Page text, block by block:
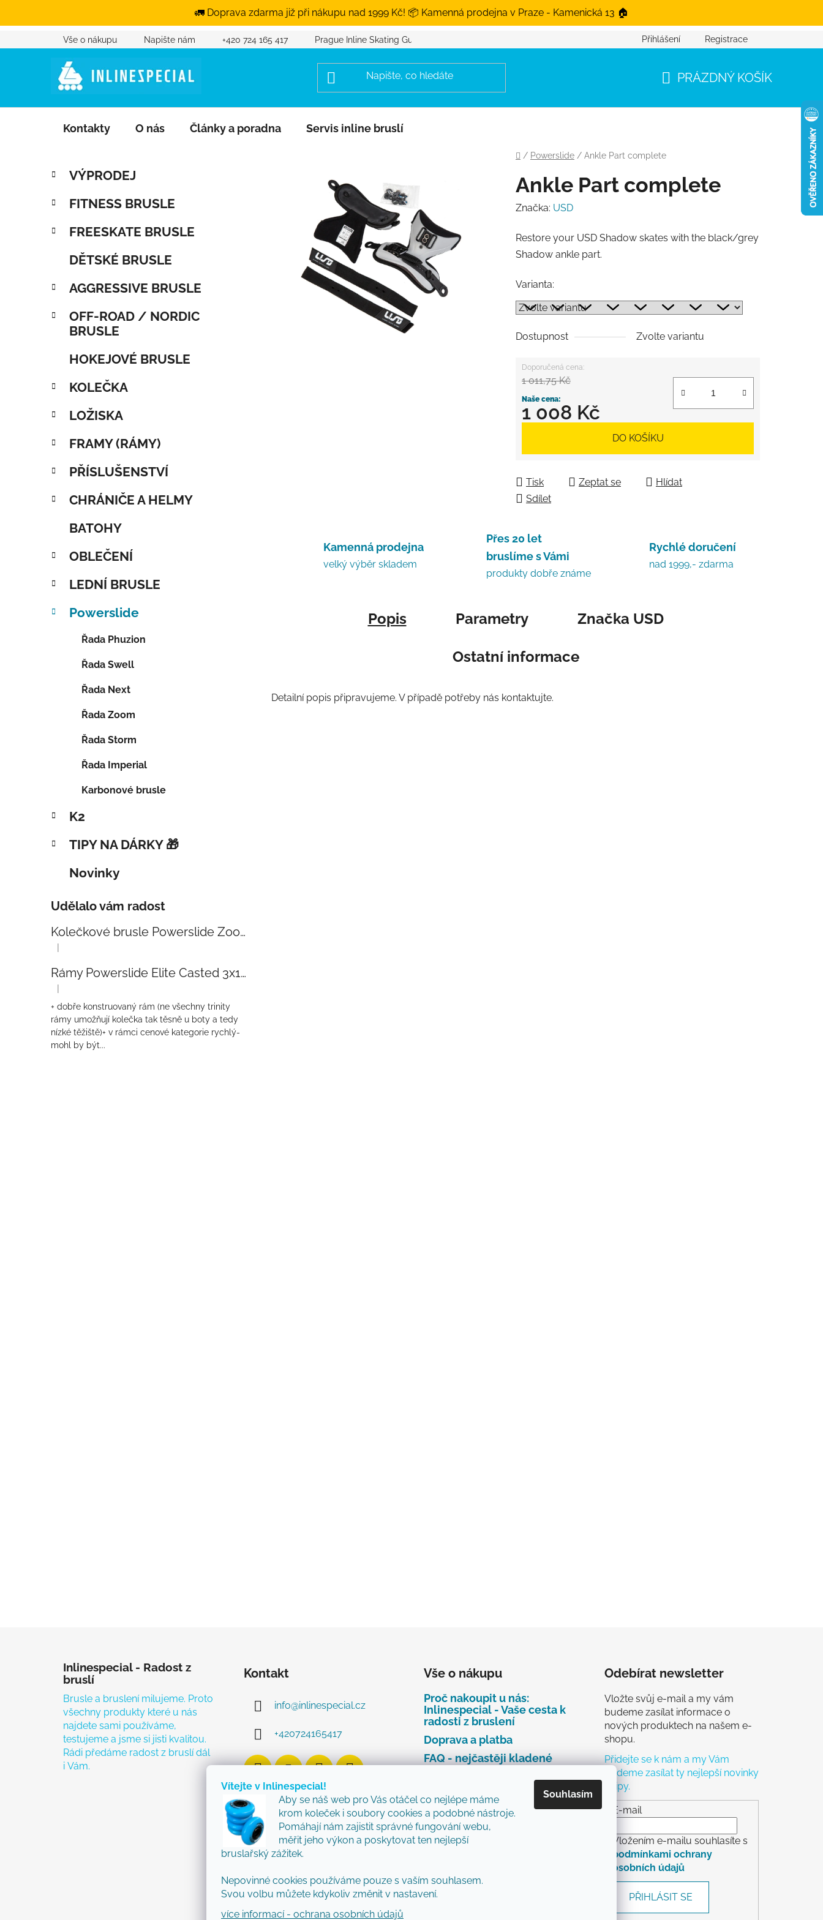
🚛 Doprava zdarma již při nákupu nad 1999 Kč! 📦 Kamenná prodejna v Praze - Kamenická 13 🏠
Vítejte v Inlinespecial!
Aby se náš web pro Vás otáčel co nejlépe máme
krom koleček i soubory cookies a podobné nástroje.
Pomáhají nám zajistit správné fungování webu,
měřit jeho výkon a poskytovat ten nejlepší
bruslařský zážitek.
Nepovinné cookies používáme pouze s vaším souhlasem.
Svou volbu můžete kdykoliv změnit v nastavení.
více informací - ochrana osobních údajů
Souhlasím
Přejít na obsah
Vše o nákupu Napište nám +420 724 165 417 Prague Inline Skating Guide Přihlášení Registrace
PRÁZDNÝ KOŠÍK
Kontakty O nás Články a poradna Servis inline bruslí
Domů
/ Powerslide / Ankle Part complete
Postranní panel
Přeskočit kategorie
Kategorie
VÝPRODEJ
FITNESS BRUSLE
FREESKATE BRUSLE
DĚTSKÉ BRUSLE
AGGRESSIVE BRUSLE
OFF-ROAD / NORDIC
BRUSLE
HOKEJOVÉ BRUSLE
KOLEČKA
LOŽISKA
FRAMY (RÁMY)
PŘÍSLUŠENSTVÍ
CHRÁNIČE A HELMY
BATOHY
OBLEČENÍ
LEDNÍ BRUSLE
Powerslide
Řada Phuzion
Řada Swell
Řada Next
Řada Zoom
Řada Storm
Řada Imperial
Karbonové brusle
K2
TIPY NA DÁRKY 🎁
Novinky
Udělalo vám radost
Kolečkové brusle Powerslide Zoom Baby Blue 80
Hodnocení produktu je 5 z 5 hvězdiček.
|
Rámy Powerslide Elite Casted 3x110 Trinity 270mm
Hodnocení produktu je 4 z 5 hvězdiček.
|
+ dobře konstruovaný rám (ne všechny trinity
rámy umožňují kolečka tak těsně u boty a tedy
nízké těžiště)+ v rámci cenové kategorie rychlý-
mohl by být...
Ankle Part complete
Značka: USD
Restore your USD Shadow skates with the black/grey
Shadow ankle part.
Varianta:
Dostupnost Zvolte variantu
1 011,75 Kč
1 008 Kč
DO KOŠÍKU
Tisk Zeptat se
Hlídat
Sdílet
Kamenná prodejna
velký výběr skladem
Přes 20 let
bruslíme s Vámi
produkty dobře známe
Rychlé doručení
nad 1999,- zdarma
Popis Parametry Značka USD
Ostatní informace
Detailní popis připravujeme. V případě potřeby nás kontaktujte.
Inlinespecial - Radost z
bruslí
Brusle a bruslení milujeme. Proto
všechny produkty které u nás
najdete sami používáme,
testujeme a jsme si jisti kvalitou.
Rádi předáme radost z bruslí dál
i Vám.
Kontakt
info@inlinespecial.cz
+420724165417
Vše o nákupu
Proč nakoupit u nás:
Inlinespecial - Vaše cesta k
radosti z bruslení
Doprava a platba
FAQ - nejčastěji kladené
Najdete u nás tyto značky
Zásady ochrany osobních
údajů
Obchodní podmínky
nebo výměnu zboží
Odebírat newsletter
Vložte svůj e-mail a my vám
budeme zasílat informace o
nových produktech na našem e-
shopu.
Přidejte se k nám a my Vám
budeme zasílat ty nejlepší novinky
a tipy.
E-mail
Vložením e-mailu souhlasíte s
podmínkami ochrany
osobních údajů
PŘIHLÁSIT SE